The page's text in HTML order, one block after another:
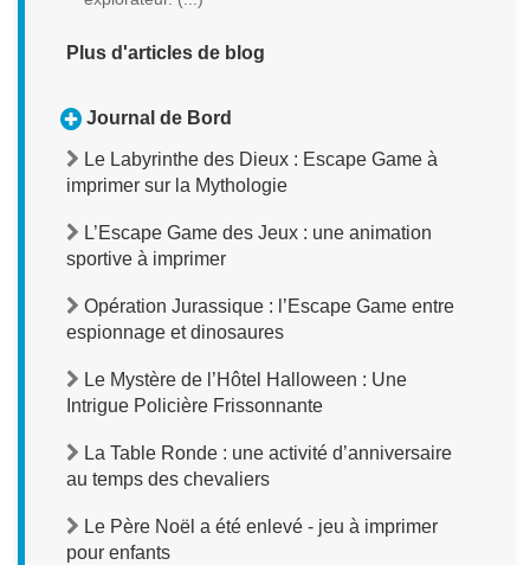
Plus d'articles de blog
Journal de Bord
Le Labyrinthe des Dieux : Escape Game à
imprimer sur la Mythologie
L’Escape Game des Jeux : une animation
sportive à imprimer
Opération Jurassique : l’Escape Game entre
espionnage et dinosaures
Le Mystère de l’Hôtel Halloween : Une
Intrigue Policière Frissonnante
La Table Ronde : une activité d’anniversaire
au temps des chevaliers
Le Père Noël a été enlevé - jeu à imprimer
pour enfants